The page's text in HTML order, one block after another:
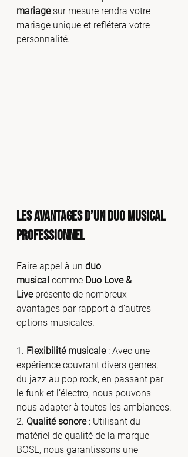
mariage sur mesure rendra votre
mariage unique et reflétera votre
personnalité.
Les Avantages d’un Duo Musical
Professionnel
Faire appel à un duo
musical comme Duo Love &
Live présente de nombreux
avantages par rapport à d’autres
options musicales.
1. Flexibilité musicale : Avec une
expérience couvrant divers genres,
du jazz au pop rock, en passant par
le funk et l’électro, nous pouvons
nous adapter à toutes les ambiances.
2. Qualité sonore : Utilisant du
matériel de qualité de la marque
BOSE, nous garantissons une